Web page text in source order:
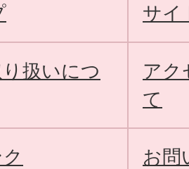
サイ
扱いにつ
アク
て
お問